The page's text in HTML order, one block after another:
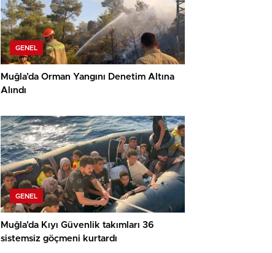
GENEL
Muğla’da Orman Yangını Denetim Altına
Alındı
GENEL
Muğla’da Kıyı Güvenlik takımları 36
sistemsiz göçmeni kurtardı